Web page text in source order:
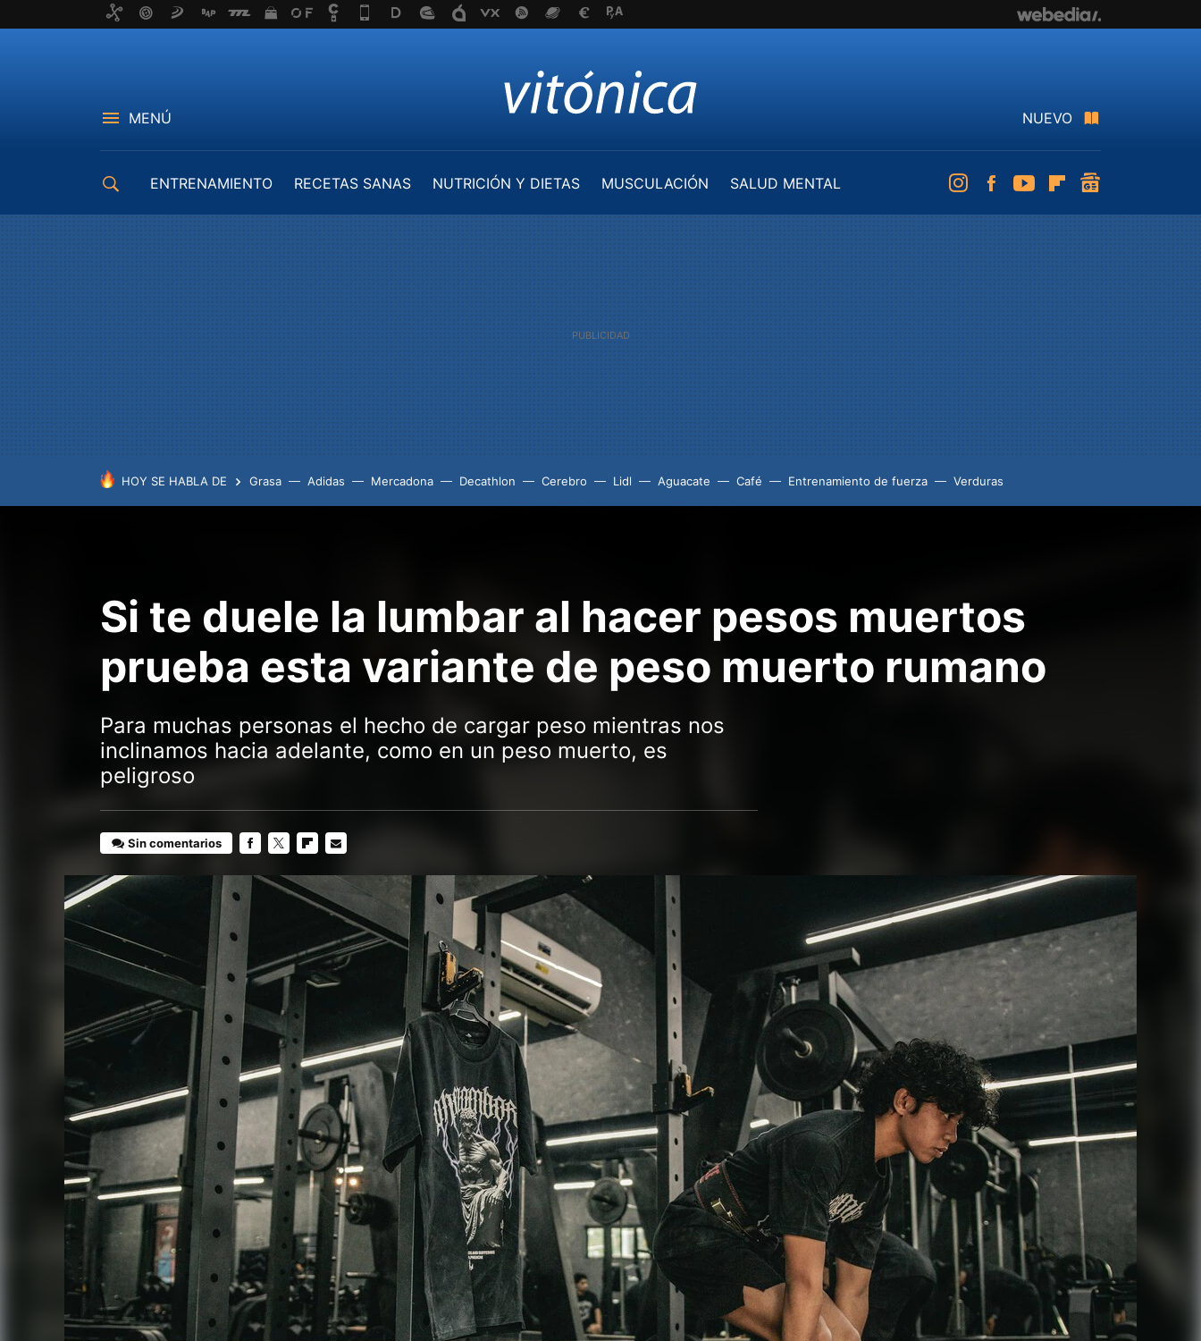
MENÚ NUEVO
ENTRENAMIENTO RECETAS SANAS NUTRICIÓN Y DIETAS MUSCULACIÓN
SALUD MENTAL
InstagramFacebookYoutubeFlipboard
HOY SE HABLA DE Grasa Adidas Mercadona Decathlon Cerebro Lidl Aguacate Café Entrenamiento de fuerza Verduras
Si te duele la lumbar al hacer pesos muertos
prueba esta variante de peso muerto rumano
Para muchas personas el hecho de cargar peso mientras nos
inclinamos hacia adelante, como en un peso muerto, es
peligroso
Sin comentarios
MAIL